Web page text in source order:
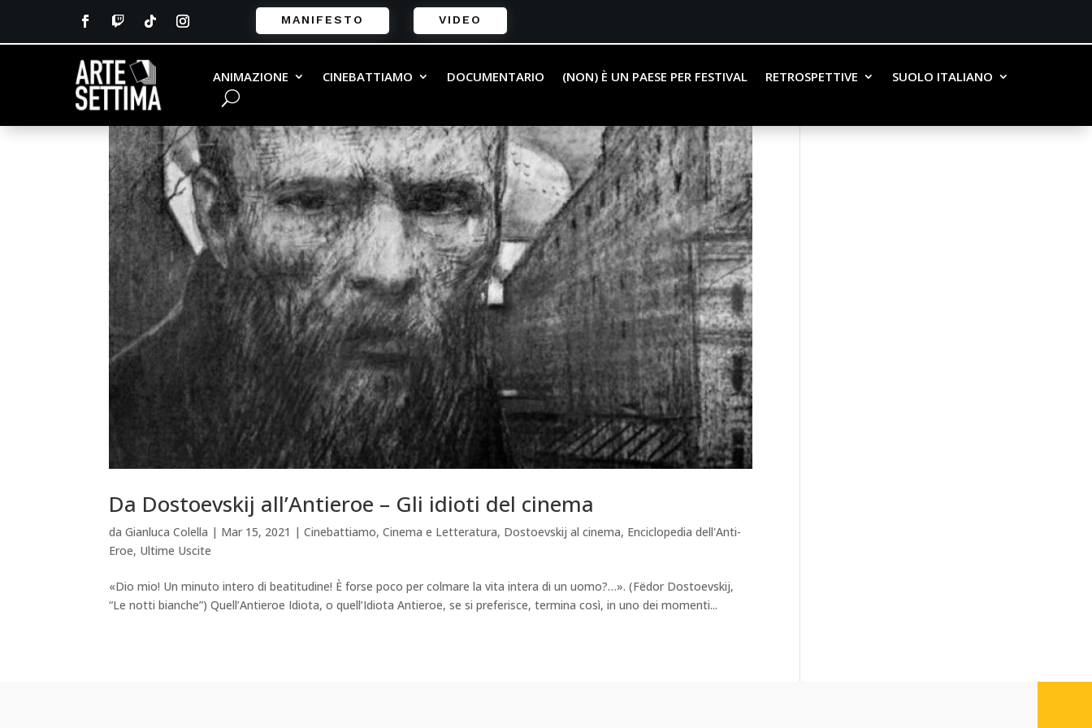
MANIFESTO VIDEO
ANIMAZIONE CINEBATTIAMO DOCUMENTARIO (NON) È UN PAESE PER FESTIVAL RETROSPETTIVE SUOLO ITALIANO
Da Dostoevskij all’Antieroe – Gli idioti del cinema
daGianluca Colella | Mar 15, 2021 |Cinebattiamo,Cinema e Letteratura, Dostoevskij al cinema, Enciclopedia dell'Anti-
Eroe, Ultime Uscite
«Dio mio! Un minuto intero di beatitudine! È forse poco per colmare la vita intera di un uomo?…». (Fëdor Dostoevskij,
“Le notti bianche”) Quell’Antieroe Idiota, o quell’Idiota Antieroe, se si preferisce, termina così, in uno dei momenti...